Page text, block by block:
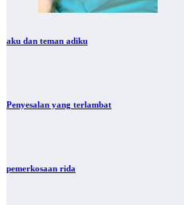
aku dan teman adiku
Penyesalan yang terlambat
pemerkosaan rida